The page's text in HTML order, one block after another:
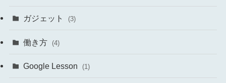
ガジェット (3)
働き方 (4)
Google Lesson (1)